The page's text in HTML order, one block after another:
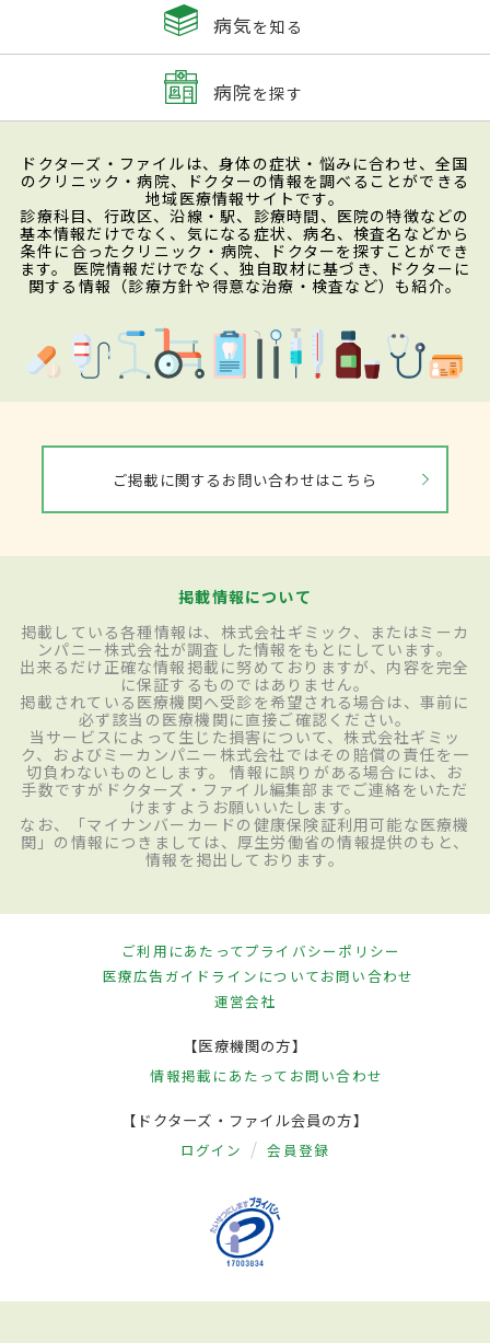
病気を知る
病院を探す
ドクターズ・ファイルは、身体の症状・悩みに合わせ、全国
のクリニック・病院、ドクターの情報を調べることができる
地域医療情報サイトです。
診療科目、行政区、沿線・駅、診療時間、医院の特徴などの
基本情報だけでなく、気になる症状、病名、検査名などから
条件に合ったクリニック・病院、ドクターを探すことができ
ます。 医院情報だけでなく、独自取材に基づき、ドクターに
関する情報（診療方針や得意な治療・検査など）も紹介。
ご掲載に関するお問い合わせはこちら
掲載情報について
掲載している各種情報は、株式会社ギミック、またはミーカ
ンパニー株式会社が調査した情報をもとにしています。
出来るだけ正確な情報掲載に努めておりますが、内容を完全
に保証するものではありません。
掲載されている医療機関へ受診を希望される場合は、事前に
必ず該当の医療機関に直接ご確認ください。
当サービスによって生じた損害について、株式会社ギミッ
ク、およびミーカンパニー株式会社ではその賠償の責任を一
切負わないものとします。 情報に誤りがある場合には、お
手数ですがドクターズ・ファイル編集部までご連絡をいただ
けますようお願いいたします。
なお、「マイナンバーカードの健康保険証利用可能な医療機
関」の情報につきましては、厚生労働省の情報提供のもと、
情報を掲出しております。
ご利用にあたってプライバシーポリシー
医療広告ガイドラインについてお問い合わせ
運営会社
【医療機関の方】
情報掲載にあたって お問い合わせ
【ドクターズ・ファイル会員の方】
ログイン 会員登録